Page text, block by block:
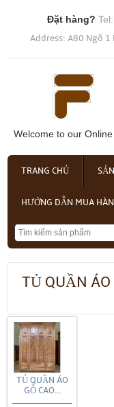
Đặt hàng? Tel:
Address: A80 Ngõ 1
Welcome to our
TRANG CHỦ
HƯỚNG DẪN MUA
TỦ QUẦN
TỦ QUẦN ÁO
GỖ CAO...